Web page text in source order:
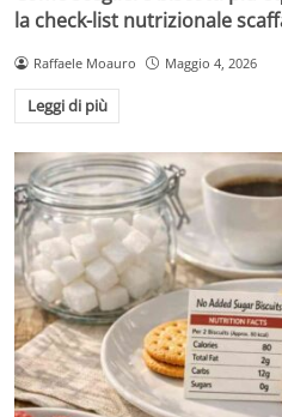
la check-list nutrizionale
Raffaele Moauro Maggio 4, 2026
Leggi di più